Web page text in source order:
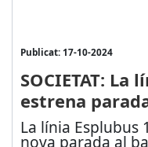
Publicat: 17-10-2024
SOCIETAT: La
estrena
La línia Esplubus
nova parada al